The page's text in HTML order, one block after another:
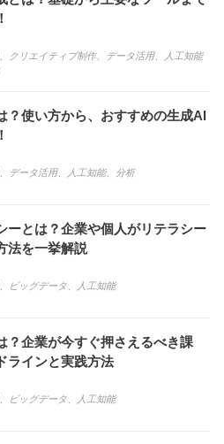
クリエイティブ制作、 データ活用、
人工知能
？使い方から、おすすめの生成AI
データ活用、 人工知能、 分析
ーとは？企業や個人がリテラシー
法を一挙解説
ビッグデータ 人工知能
？企業が今すぐ押さえるべき課
ラインと実践方法
ビッグデータ 人工知能